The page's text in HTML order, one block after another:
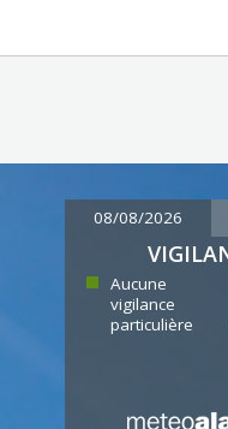
08/08/2026
Aucune
vigilance
particulière